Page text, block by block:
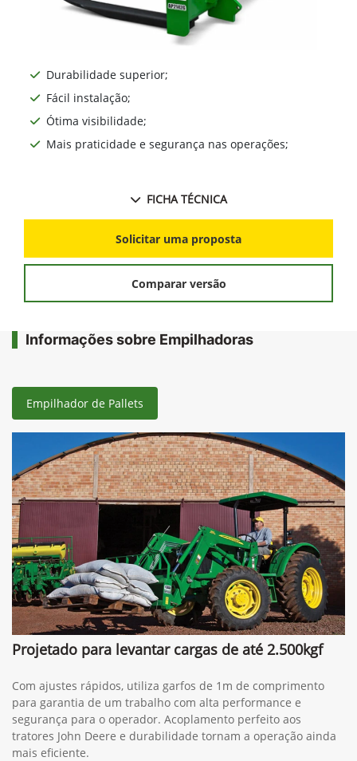
Durabilidade superior;
Fácil instalação;
Ótima visibilidade;
Mais praticidade e segurança nas operações;
FICHA TÉCNICA
Solicitar uma proposta
Comparar versão
Informações sobre Empilhadoras
Empilhador de Pallets
Projetado para levantar cargas de até 2.500kgf
Com ajustes rápidos, utiliza garfos de 1m de comprimento
para garantia de um trabalho com alta performance e
segurança para o operador. Acoplamento perfeito aos
tratores John Deere e durabilidade tornam a operação ainda
mais eficiente.